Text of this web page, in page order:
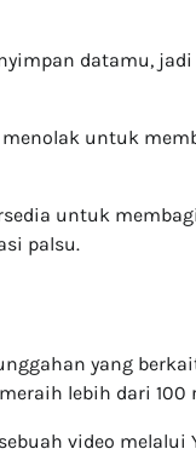
datamu,
untuk
untuk
palsu.
yang
lebih dari 100
video melalui